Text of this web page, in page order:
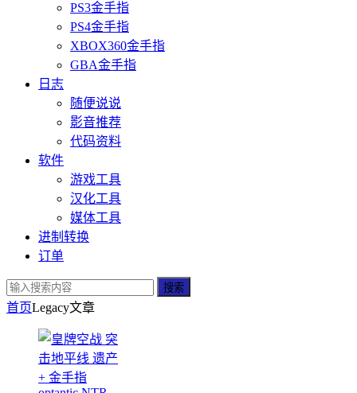
PS3金手指
PS4金手指
XBOX360金手指
GBA金手指
日志
随便说说
影音推荐
代码资料
软件
游戏工具
汉化工具
媒体工具
进制转换
订单
搜索
首页Legacy文章